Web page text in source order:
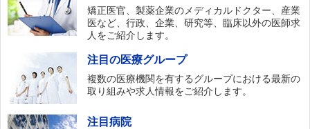
矯正医官、製薬企業のメディカルドクター、産業
医など、行政、企業、研究等、臨床以外の医師求
人をご紹介します。
注目の医療グループ
複数の医療機関を有するグループにおける最新の
取り組みや求人情報をご紹介します。
注目病院